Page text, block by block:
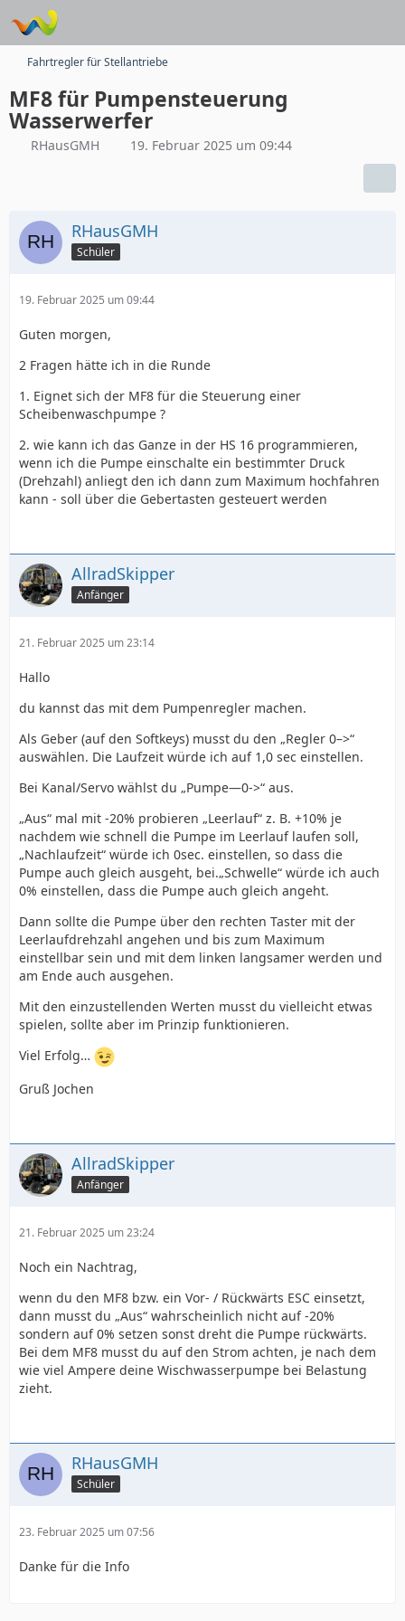
Fahrtregler für Stellantriebe
MF8 für Pumpensteuerung
Wasserwerfer
RHausGMH 19. Februar 2025 um 09:44
RHausGMH
Schüler
19. Februar 2025 um 09:44
Guten morgen,
2 Fragen hätte ich in die Runde
1. Eignet sich der MF8 für die Steuerung einer
Scheibenwaschpumpe ?
2. wie kann ich das Ganze in der HS 16 programmieren,
wenn ich die Pumpe einschalte ein bestimmter Druck
(Drehzahl) anliegt den ich dann zum Maximum hochfahren
kann - soll über die Gebertasten gesteuert werden
AllradSkipper
Anfänger
21. Februar 2025 um 23:14
Hallo
du kannst das mit dem Pumpenregler machen.
Als Geber (auf den Softkeys) musst du den „Regler 0–>“
auswählen. Die Laufzeit würde ich auf 1,0 sec einstellen.
Bei Kanal/Servo wählst du „Pumpe—0->“ aus.
„Aus“ mal mit -20% probieren „Leerlauf“ z. B. +10% je
nachdem wie schnell die Pumpe im Leerlauf laufen soll,
„Nachlaufzeit“ würde ich 0sec. einstellen, so dass die
Pumpe auch gleich ausgeht, bei.„Schwelle“ würde ich auch
0% einstellen, dass die Pumpe auch gleich angeht.
Dann sollte die Pumpe über den rechten Taster mit der
Leerlaufdrehzahl angehen und bis zum Maximum
einstellbar sein und mit dem linken langsamer werden und
am Ende auch ausgehen.
Mit den einzustellenden Werten musst du vielleicht etwas
spielen, sollte aber im Prinzip funktionieren.
Viel Erfolg…
Gruß Jochen
AllradSkipper
Anfänger
21. Februar 2025 um 23:24
Noch ein Nachtrag,
wenn du den MF8 bzw. ein Vor- / Rückwärts ESC einsetzt,
dann musst du „Aus“ wahrscheinlich nicht auf -20%
sondern auf 0% setzen sonst dreht die Pumpe rückwärts.
Bei dem MF8 musst du auf den Strom achten, je nach dem
wie viel Ampere deine Wischwasserpumpe bei Belastung
zieht.
RHausGMH
Schüler
23. Februar 2025 um 07:56
Danke für die Info